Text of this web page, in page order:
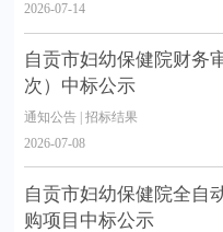
2026-07-14
自贡市妇幼保健院财务
次）中标公示
通知公告 | 招标结果
2026-07-08
自贡市妇幼保健院全自
购项目中标公示